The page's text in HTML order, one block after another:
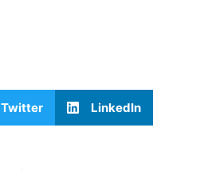
Twitter LinkedIn